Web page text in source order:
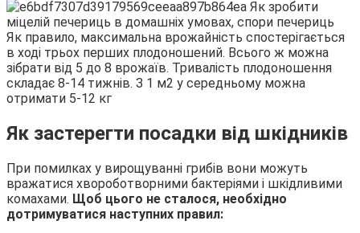
Як правило, максимальна врожайність спостерігається
в ході трьох перших плодоношений. Всього ж можна
зібрати від 5 до 8 врожаїв. Тривалість плодоношення
складає 8-14 тижнів. З 1 м2 у середньому можна
отримати 5-12 кг
Як застерегти посадки від шкідників
При помилках у вирощуванні грибів вони можуть
вражатися хвороботворними бактеріями і шкідливими
комахами. Щоб цього не сталося, необхідно
дотримуватися наступних правил: